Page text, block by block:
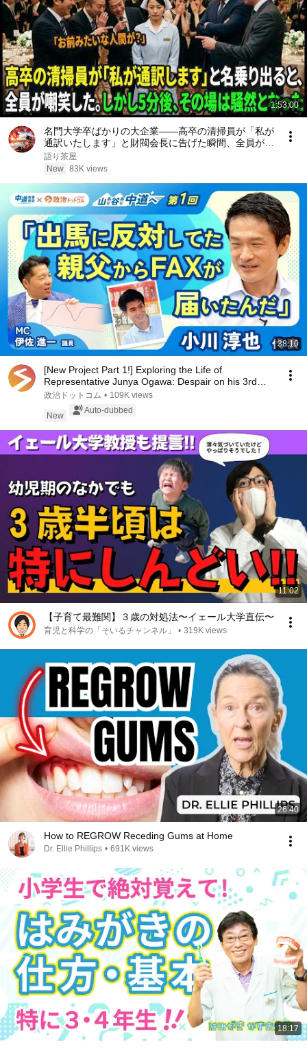
1:53:00
名門大学卒ばかりの大企業――高卒の清掃員が「私が
通訳いたします」と財閥会長に告げた瞬間、全員が嘲
笑した。しかし5分後、その場は静まり返った。#動
エピソード#老後の物語 #家族の物語
語り茶屋
New 83K views
38:10
[New Project Part 1!] Exploring the Life of
Representative Junya Ogawa: Despair on his 3rd
day as...
政治ドットコム • 109K views
New
Auto-dubbed
11:02
【子育て最難関】３歳の対処法〜イェール大学直伝〜
育児と科学の「そいるチャンネル」 • 319K views
26:40
How to REGROW Receding Gums at Home
Dr. Ellie Phillips • 691K views
18:17